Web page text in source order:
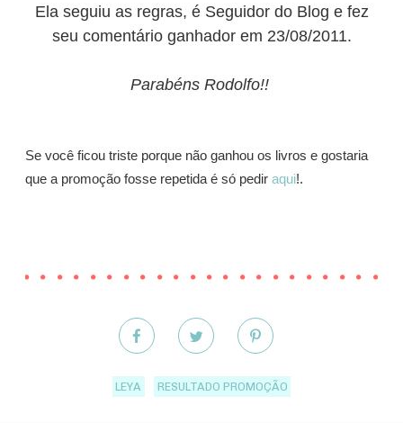
Ela seguiu as regras, é Seguidor do Blog e fez
seu comentário ganhador em 23/08/2011.
Parabéns Rodolfo!!
Se você ficou triste porque não ganhou os livros e gostaria
que a promoção fosse repetida é só pedir aqui!.
LEYA RESULTADO PROMOÇÃO